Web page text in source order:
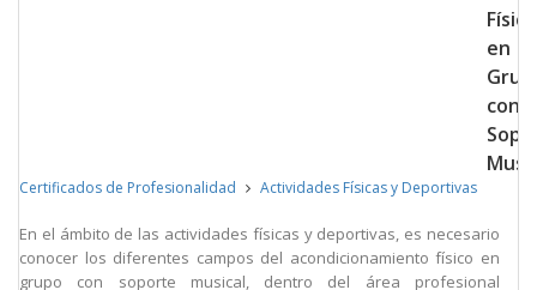
Físico
en
con
Certificados de Profesionalidad Actividades Físicas y Deportivas
En el ámbito de las actividades físicas y deportivas, es necesario
conocer los diferentes campos del acondicionamiento físico en
grupo con soporte musical, dentro del área profesional